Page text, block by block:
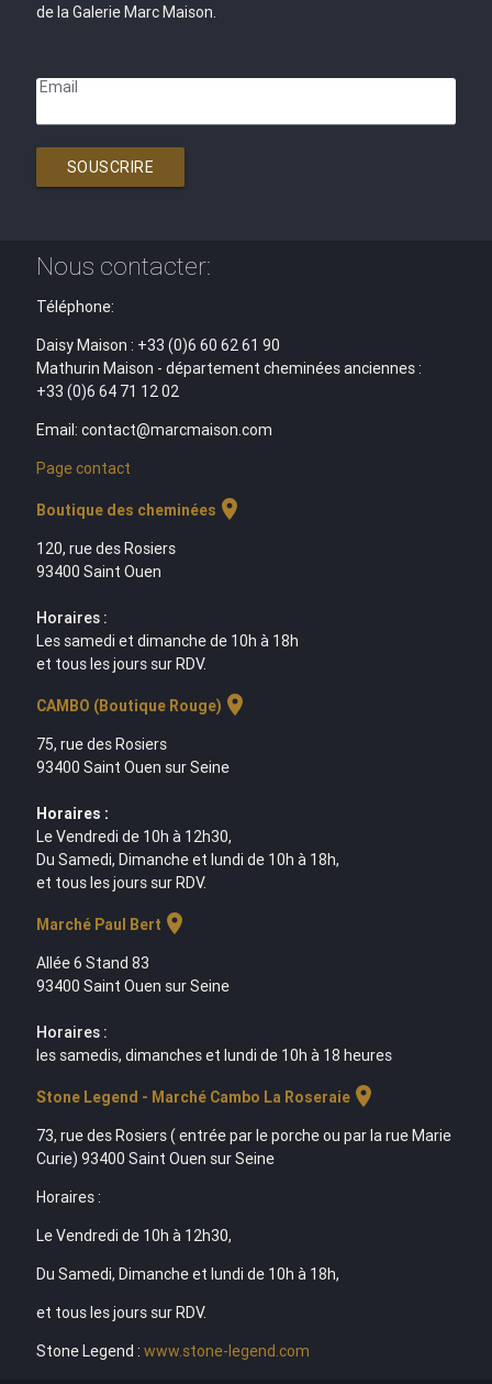
de la Galerie Marc Maison.
Email
SOUSCRIRE
Nous contacter:
Téléphone:
Daisy Maison : +33 (0)6 60 62 61 90
Mathurin Maison - département cheminées anciennes :
+33 (0)6 64 71 12 02
Email: contact@marcmaison.com
Page contact
Boutique des cheminées location_on
120, rue des Rosiers
93400 Saint Ouen
Horaires :
Les samedi et dimanche de 10h à 18h
et tous les jours sur RDV.
CAMBO (Boutique Rouge) location_on
75, rue des Rosiers
93400 Saint Ouen sur Seine
Horaires :
Le Vendredi de 10h à 12h30,
Du Samedi, Dimanche et lundi de 10h à 18h,
et tous les jours sur RDV.
Marché Paul Bert location_on
Allée 6 Stand 83
93400 Saint Ouen sur Seine
Horaires :
les samedis, dimanches et lundi de 10h à 18 heures
Stone Legend - Marché Cambo La Roseraielocation_on
73, rue des Rosiers ( entrée par le porche ou par la rue Marie
Curie) 93400 Saint Ouen sur Seine
Horaires :
Le Vendredi de 10h à 12h30,
Du Samedi, Dimanche et lundi de 10h à 18h,
et tous les jours sur RDV.
Stone Legend : www.stone-legend.com